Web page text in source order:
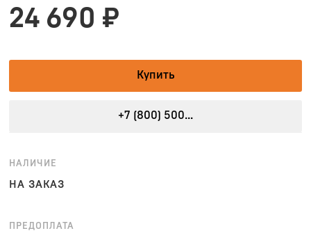
24 690 ₽
Купить
+7 (800) 500...
НАЛИЧИЕ
НА ЗАКАЗ
ПРЕДОПЛАТА